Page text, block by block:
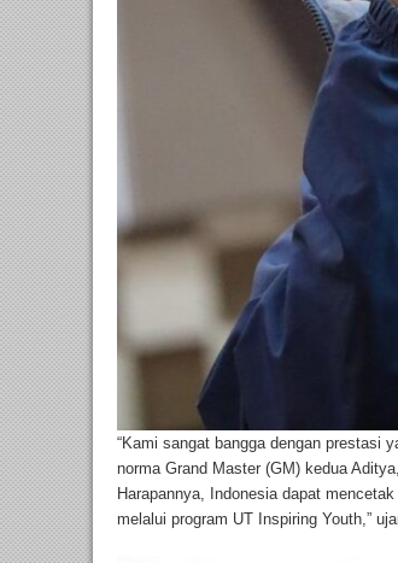
“Kami sangat bangga dengan prestasi
norma Grand Master (GM) kedua
Harapannya, Indonesia dapat
melalui program UT Inspiring Youth,”